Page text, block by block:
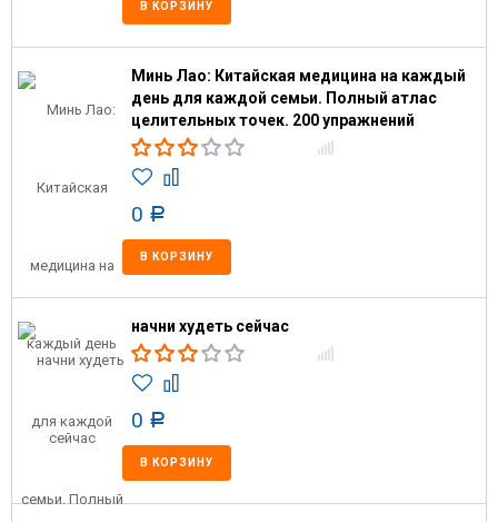
В КОРЗИНУ
Минь Лао: Китайская медицина на каждый
день для каждой семьи. Полный атлас
целительных точек. 200 упражнений
0 Р
В КОРЗИНУ
начни худеть сейчас
0 Р
В КОРЗИНУ